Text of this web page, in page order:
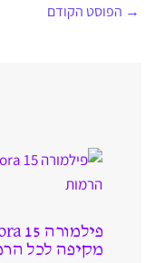
→ הפוסט הקודם
מקיפה לכל